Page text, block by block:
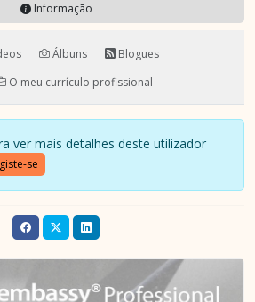
Informação
Álbuns
Blogues
O meu currículo profissional
ver mais detalhes deste utilizador
se